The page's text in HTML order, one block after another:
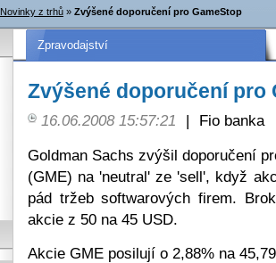
Novinky z trhů » Zvýšené doporučení pro GameStop
Zpravodajství
Zvýšené doporučení pro
16.06.2008 15:57:21 |
Fio banka
Goldman Sachs zvýšil doporučení
(GME) na 'neutral' ze 'sell', když
pád tržeb softwarových firem.
akcie z 50 na 45 USD.
Akcie GME posilují o 2,88% na